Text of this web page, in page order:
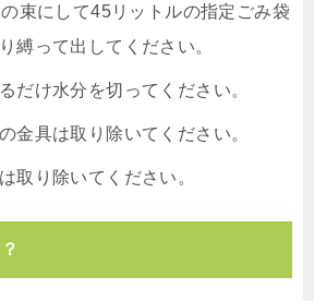
束にして45リットルの指定ごみ袋
縛って出してください。
だけ水分を切ってください。
金具は取り除いてください。
取り除いてください。